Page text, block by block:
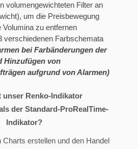
volumengewichteten Filter an
um die Preisbewegung
Volumina zu entfernen
Farbschemata
bei Farbänderungen der
Hinzufügen von
aufgrund von Alarmen)
unser Renko-Indikator
der Standard-ProRealTime-
Indikator?
Charts erstellen und den Handel